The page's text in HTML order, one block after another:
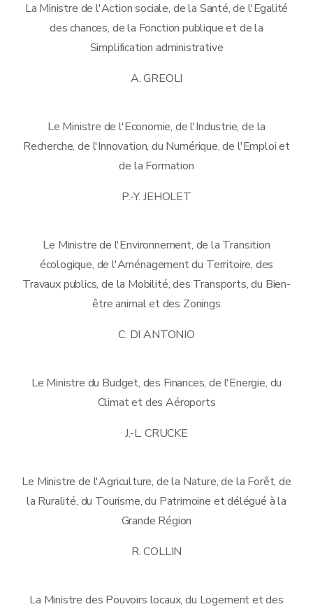
La Ministre de l'Action sociale, de la Santé, de l'Egalité
des chances, de la Fonction publique et de la
Simplification administrative
A. GREOLI
Le Ministre de l'Economie, de l'Industrie, de la
Recherche, de l'Innovation, du Numérique, de l'Emploi et
de la Formation
P.-Y. JEHOLET
Le Ministre de l'Environnement, de la Transition
écologique, de l'Aménagement du Territoire, des
Travaux publics, de la Mobilité, des Transports, du Bien-
être animal et des Zonings
C. DI ANTONIO
Le Ministre du Budget, des Finances, de l'Energie, du
Climat et des Aéroports
J.-L. CRUCKE
Le Ministre de l'Agriculture, de la Nature, de la Forêt, de
la Ruralité, du Tourisme, du Patrimoine et délégué à la
Grande Région
R. COLLIN
La Ministre des Pouvoirs locaux, du Logement et des